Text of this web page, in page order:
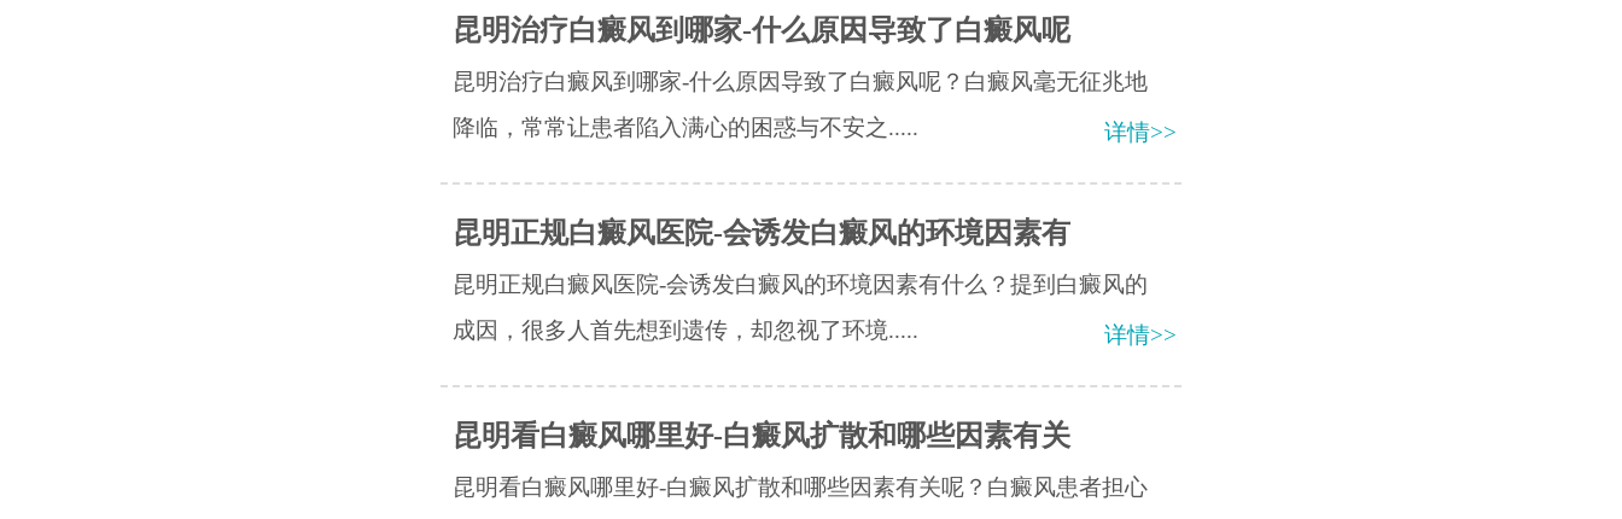
昆明治疗白癜风到哪家-什么原因导致了白癜风呢
昆明治疗白癜风到哪家-什么原因导致了白癜风呢？白癜风毫无征兆地
降临，常常让患者陷入满心的困惑与不安之.....
详情>>
昆明正规白癜风医院-会诱发白癜风的环境因素有
昆明正规白癜风医院-会诱发白癜风的环境因素有什么？提到白癜风的
成因，很多人首先想到遗传，却忽视了环境.....
详情>>
昆明看白癜风哪里好-白癜风扩散和哪些因素有关
昆明看白癜风哪里好-白癜风扩散和哪些因素有关呢？白癜风患者担心